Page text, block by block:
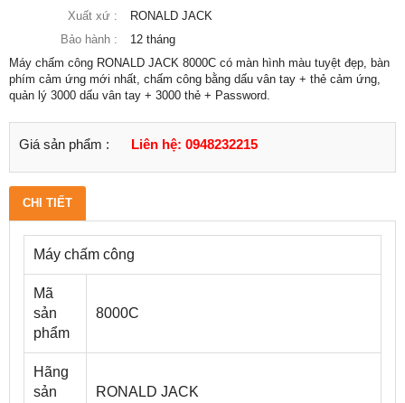
Xuất xứ :
RONALD JACK
Bảo hành :
12 tháng
Máy chấm công RONALD JACK 8000C có màn hình màu tuyệt đẹp, bàn
phím cảm ứng mới nhất, chấm công bằng dấu vân tay + thẻ cảm ứng,
quản lý 3000 dấu vân tay + 3000 thẻ + Password.
Giá sản phẩm : Liên hệ: 0948232215
CHI TIẾT
Máy chấm công
Mã
sản
phẩm
8000C
Hãng
sản
RONALD JACK